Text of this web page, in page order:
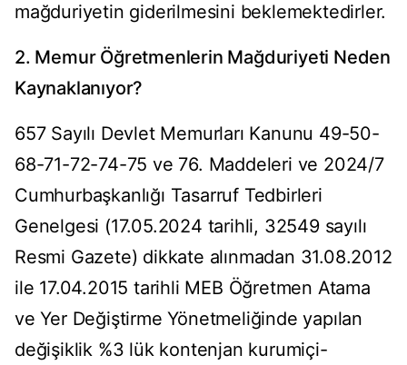
mağduriyetin giderilmesini beklemektedirler.
2. Memur Öğretmenlerin Mağduriyeti Neden
Kaynaklanıyor?
657 Sayılı Devlet Memurları Kanunu 49-50-
68-71-72-74-75 ve 76. Maddeleri ve 2024/7
Cumhurbaşkanlığı Tasarruf Tedbirleri
Genelgesi (17.05.2024 tarihli, 32549 sayılı
Resmi Gazete) dikkate alınmadan 31.08.2012
ile 17.04.2015 tarihli MEB Öğretmen Atama
ve Yer Değiştirme Yönetmeliğinde yapılan
değişiklik %3 lük kontenjan kurumiçi-